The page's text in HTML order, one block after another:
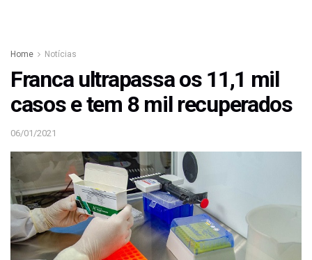
Home Notícias
Franca ultrapassa os 11,1 mil
casos e tem 8 mil recuperados
06/01/2021